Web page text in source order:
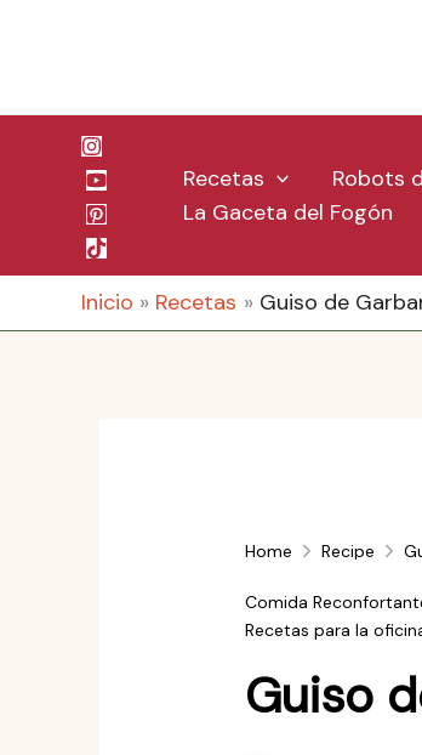
Recetas Robots
La Gaceta del Fogón
Inicio Recetas Guiso de
Home Recipe
Comida
Recetas para la
Guiso